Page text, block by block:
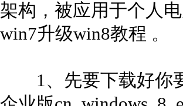
架构，被应用于个人
win7升级win8教程 。
1、先要下载好你要